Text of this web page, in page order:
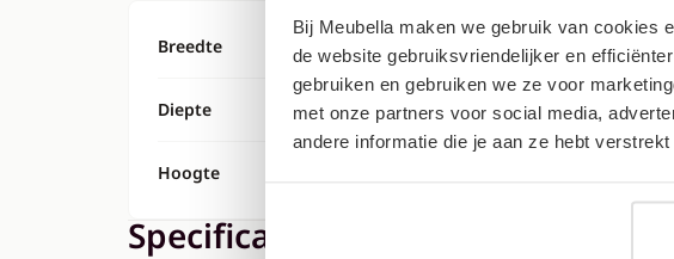
Bij Meubella maken we gebruik van cookies
de website gebruiksvriendelijker en
gebruiken en gebruiken we ze voor
met onze partners voor social media,
andere informatie die je aan ze hebt
Breedte 128 cm
Diepte 42 cm
Hoogte
Specificaties